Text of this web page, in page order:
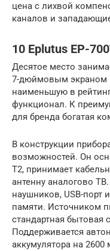
цена с лихвой
каналов и
10 Eplutus EP-
Десятое место
7-дюймовым экраном
наименьшую в
функционал. К
для бренда богатая
В конструкции
возможностей. Он
T2, принимает
антенну аналогово
наушников, USB-порт
памяти. Источником
стандартная бытовая
Поддерживается
аккумулятора на 2600